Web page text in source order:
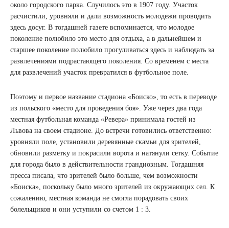
около городского парка. Случилось это в 1907 году. Участок
расчистили, уровняли и дали возможность молодежи проводить
здесь досуг. В тогдашней газете вспоминается, что молодое
поколение полюбило это место для отдыха, а в дальнейшем и
старшее поколение полюбило прогуливаться здесь и наблюдать за
развлечениями подрастающего поколения. Со временем с места
для развлечений участок превратился в футбольное поле.
Поэтому и первое название стадиона «Боиско», то есть в переводе
из польского «место для проведения боя». Уже через два года
местная футбольная команда «Ревера» принимала гостей из
Львова на своем стадионе. До встречи готовились ответственно:
уровняли поле, установили деревянные скамьи для зрителей,
обновили разметку и покрасили ворота и натянули сетку. Событие
для города было в действительности грандиозным. Тогдашняя
пресса писала, что зрителей было больше, чем возможности
«Боиска», поскольку было много зрителей из окружающих сел. К
сожалению, местная команда не смогла порадовать своих
болельщиков и они уступили со счетом 1 : 3.